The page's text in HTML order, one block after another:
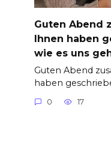
Guten Abend
Ihnen haben
wie es uns
Guten Abend
haben
0 17